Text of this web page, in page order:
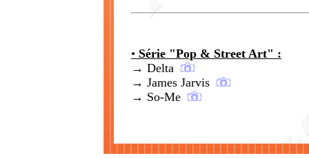
• Série "Pop & Street Art" :
→ Delta
→ James Jarvis
→ So-Me